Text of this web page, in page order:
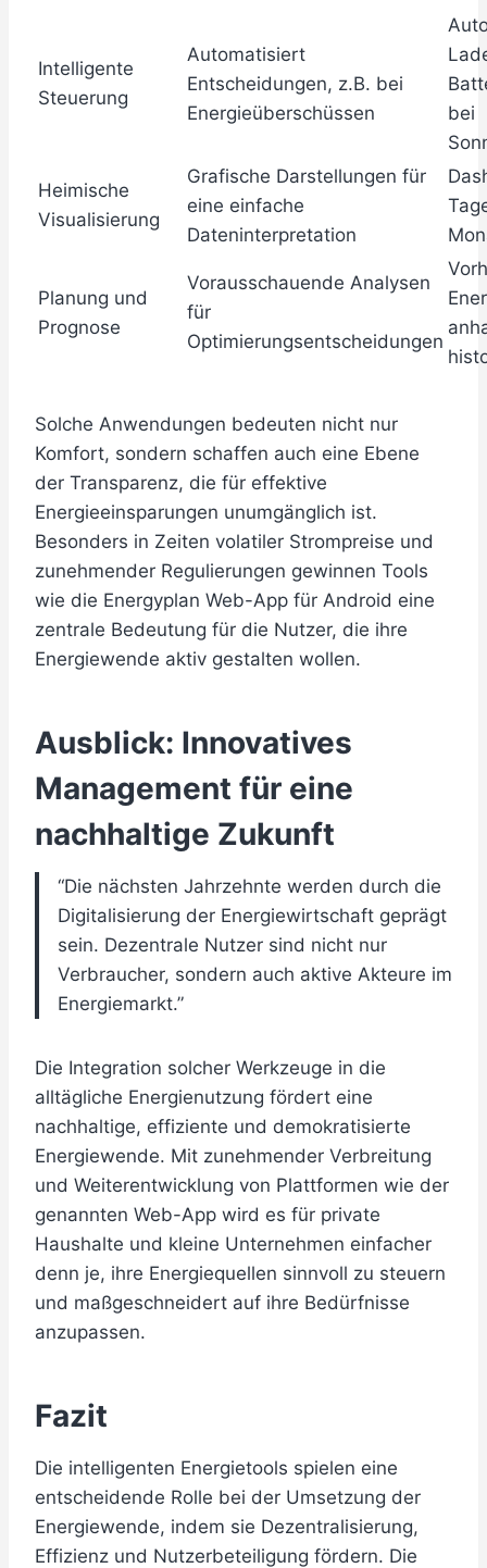
Intelligente
Steuerung
Automatisiert
Entscheidungen, z.B. bei
Energieüberschüssen
bei
Heimische
Visualisierung
Grafische Darstellungen für
eine einfache
Dateninterpretation
Planung und
Prognose
Vorausschauende Analysen
für
Optimierungsentscheidungen
Solche Anwendungen bedeuten nicht nur
Komfort, sondern schaffen auch eine Ebene
der Transparenz, die für effektive
Energieeinsparungen unumgänglich ist.
Besonders in Zeiten volatiler Strompreise und
zunehmender Regulierungen gewinnen Tools
wie die Energyplan Web-App für Android eine
zentrale Bedeutung für die Nutzer, die ihre
Energiewende aktiv gestalten wollen.
Ausblick: Innovatives
Management für eine
nachhaltige Zukunft
“Die nächsten Jahrzehnte werden durch die
Digitalisierung der Energiewirtschaft geprägt
sein. Dezentrale Nutzer sind nicht nur
Verbraucher, sondern auch aktive Akteure im
Energiemarkt.”
Die Integration solcher Werkzeuge in die
alltägliche Energienutzung fördert eine
nachhaltige, effiziente und demokratisierte
Energiewende. Mit zunehmender Verbreitung
und Weiterentwicklung von Plattformen wie der
genannten Web-App wird es für private
Haushalte und kleine Unternehmen einfacher
denn je, ihre Energiequellen sinnvoll zu steuern
und maßgeschneidert auf ihre Bedürfnisse
anzupassen.
Fazit
Die intelligenten Energietools spielen eine
entscheidende Rolle bei der Umsetzung der
Energiewende, indem sie Dezentralisierung,
Effizienz und Nutzerbeteiligung fördern. Die